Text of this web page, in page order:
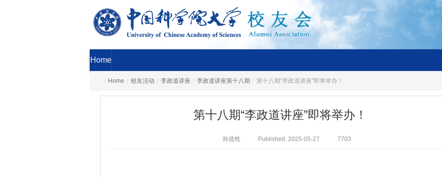
Home
/ Home / 校友活动 / 李政道讲座 / 李政道讲座第十八期 / 第十八期“李政道讲座”即将举办！
第十八期“李政道讲座”即将举办！
孙逍然 Published: 2025-05-27 7703